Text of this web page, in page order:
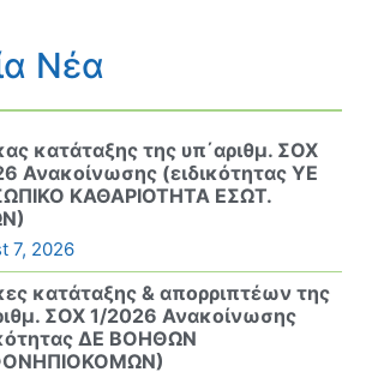
Νέα
κατάταξης της υπ΄αριθμ. ΣΟΧ
Ανακοίνωσης (ειδικότητας ΥΕ
ΚΑΘΑΡΙΟΤΗΤΑ ΕΣΩΤ.
7, 2026
κατάταξης & απορριπτέων της
ΣΟΧ 1/2026 Ανακοίνωσης
ΔΕ ΒΟΗΘΩΝ